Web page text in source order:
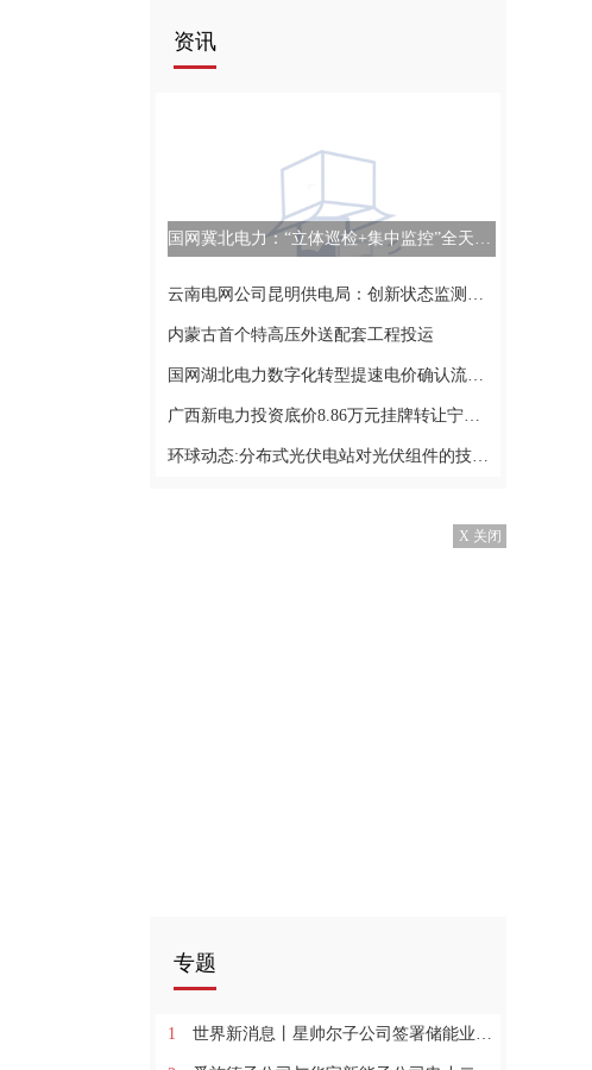
资讯
国网冀北电力：“立体巡检+集中监控”全天候远程巡查
云南电网公司昆明供电局：创新状态监测方式 提高设备运行水平_环球热闻
内蒙古首个特高压外送配套工程投运
国网湖北电力数字化转型提速电价确认流程 全球新消息
广西新电力投资底价8.86万元挂牌转让宁明农商银行约0.05%股权
环球动态:分布式光伏电站对光伏组件的技术要求有哪些？
X 关闭
专题
1 世界新消息丨星帅尔子公司签署储能业务战略合作协议